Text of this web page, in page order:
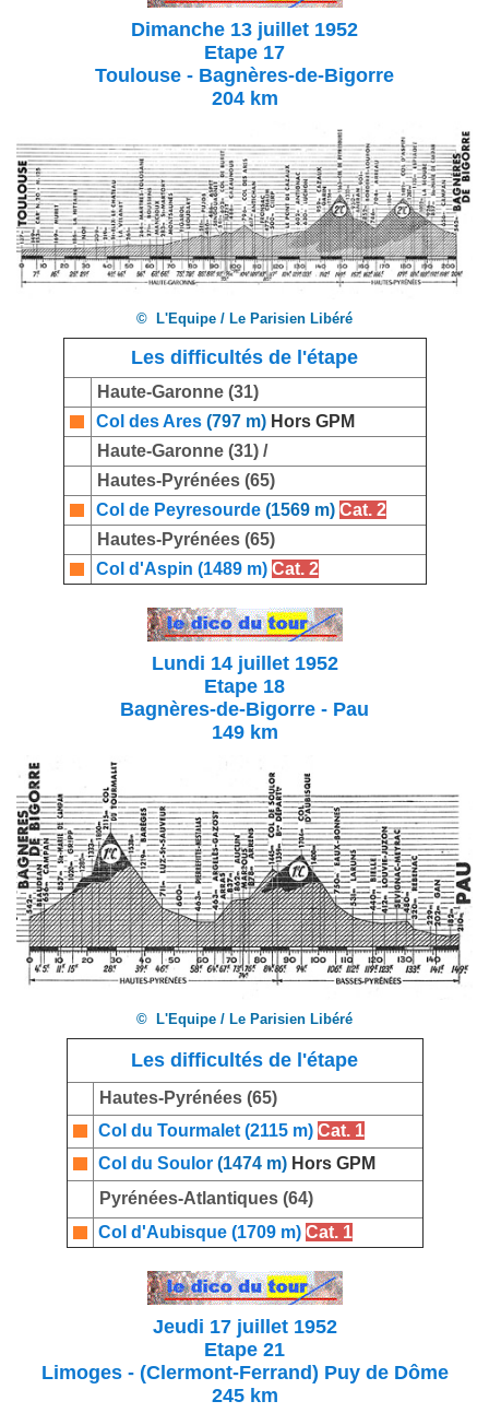
Dimanche 13 juillet 1952
Etape 17
Toulouse - Bagnères-de-Bigorre
204 km
© L'Equipe / Le Parisien Libéré
Les difficultés de l'étape
Haute-Garonne (31)
Col des Ares(797 m) Hors GPM
Haute-Garonne (31) /
Hautes-Pyrénées (65)
Col de Peyresourde (1569 m) Cat. 2
Hautes-Pyrénées (65)
Col d'Aspin (1489 m) Cat. 2
Lundi 14 juillet 1952
Etape 18
Bagnères-de-Bigorre - Pau
149 km
© L'Equipe / Le Parisien Libéré
Les difficultés de l'étape
Hautes-Pyrénées (65)
Col du Tourmalet (2115 m) Cat. 1
Col du Soulor(1474 m) Hors GPM
Pyrénées-Atlantiques (64)
Col d'Aubisque (1709 m) Cat. 1
Jeudi 17 juillet 1952
Etape 21
Limoges - (Clermont-Ferrand) Puy de Dôme
245 km